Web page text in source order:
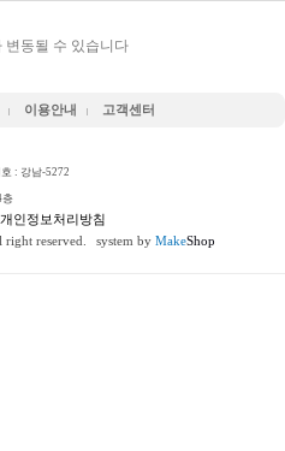
변동될 수 있습니다
이용안내 고객센터
: 강남-5272
층
개인정보처리방침
reserved.
system by MakeShop